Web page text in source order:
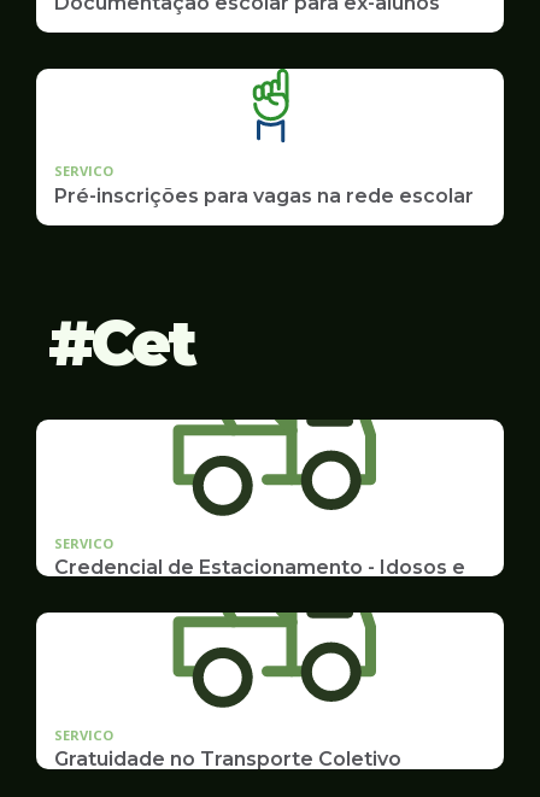
SERVICO
Pré-inscrições para vagas na rede escolar
Cet
SERVICO
Credencial de Estacionamento - Idosos e
Cadastramento e Renovação
SERVICO
Gratuidade no Transporte Coletivo